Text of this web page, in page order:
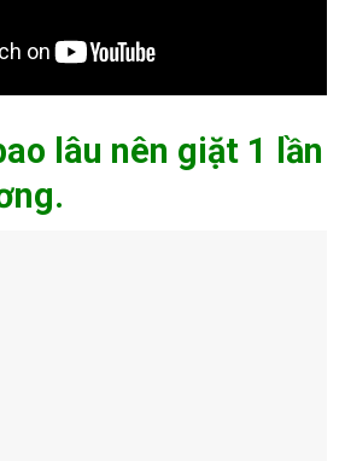
lâu nên giặt 1 lần